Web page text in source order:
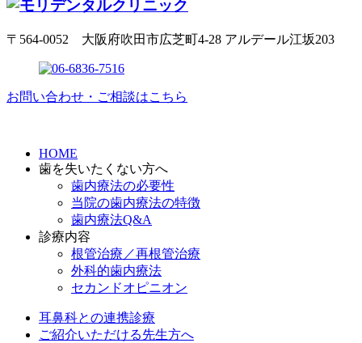
〒564-0052 大阪府吹田市広芝町4-28 アルデール江坂203
お問い合わせ・ご相談はこちら
HOME
歯を失いたくない方へ
歯内療法の必要性
当院の歯内療法の特徴
歯内療法Q&A
診療内容
根管治療／再根管治療
外科的歯内療法
セカンドオピニオン
耳鼻科との連携診療
ご紹介いただける先生方へ